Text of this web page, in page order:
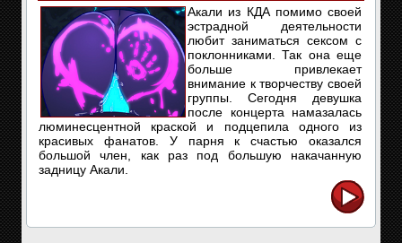
Акали из КДА помимо своей
эстрадной деятельности
любит заниматься сексом с
поклонниками. Так она еще
больше привлекает
внимание к творчеству своей
группы. Сегодня девушка
после концерта намазалась
люминесцентной краской и подцепила одного из
красивых фанатов. У парня к счастью оказался
большой член, как раз под большую накачанную
задницу Акали.